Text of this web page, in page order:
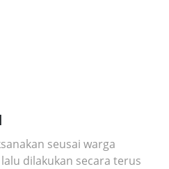
seusai warga
dilakukan secara terus